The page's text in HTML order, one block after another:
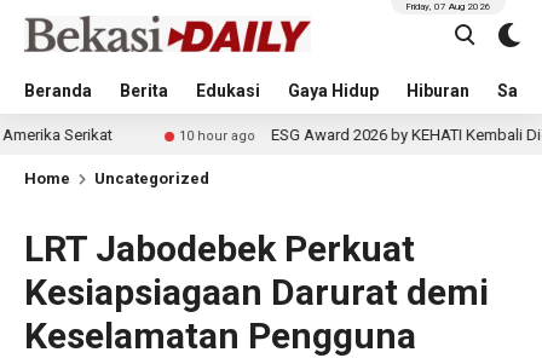
Beranda Berita Edukasi Gaya Hidup Hiburan
Friday, 07 Aug 2026
10 hour ago ESG Award 2026 by KEHATI Kembali Digelar,
Home Uncategorized
LRT Jabodebek Perkuat
Kesiapsiagaan Darurat demi
Keselamatan Pengguna